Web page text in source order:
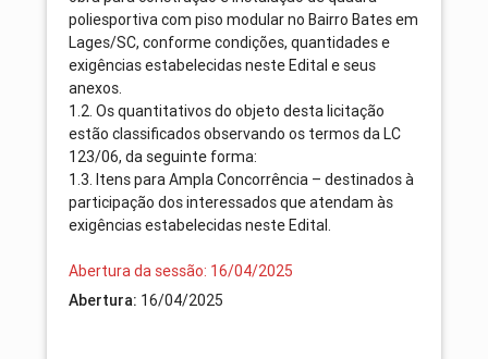
poliesportiva com piso modular no Bairro Bates em
Lages/SC, conforme condições, quantidades e
exigências estabelecidas neste Edital e seus
anexos.
1.2. Os quantitativos do objeto desta licitação
estão classificados observando os termos da LC
123/06, da seguinte forma:
1.3. Itens para Ampla Concorrência – destinados à
participação dos interessados que atendam às
exigências estabelecidas neste Edital.
Abertura da sessão: 16/04/2025
Abertura: 16/04/2025